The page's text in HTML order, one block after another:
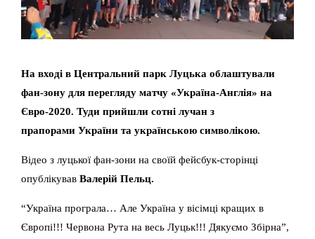
На вході в Центральний парк Луцька облаштували
фан-зону для перегляду матчу «Україна-Англія» на
Євро-2020. Туди прийшли сотні лучан з
прапорами України та українською символікою.
Відео з луцької фан-зони на своїй фейсбук-сторінці
опублікував Валерій Пельц.
“Україна програла… Але Україна у вісімці кращих в
Європі!!! Червона Рута на весь Луцьк!!! Дякуємо Збірна”,